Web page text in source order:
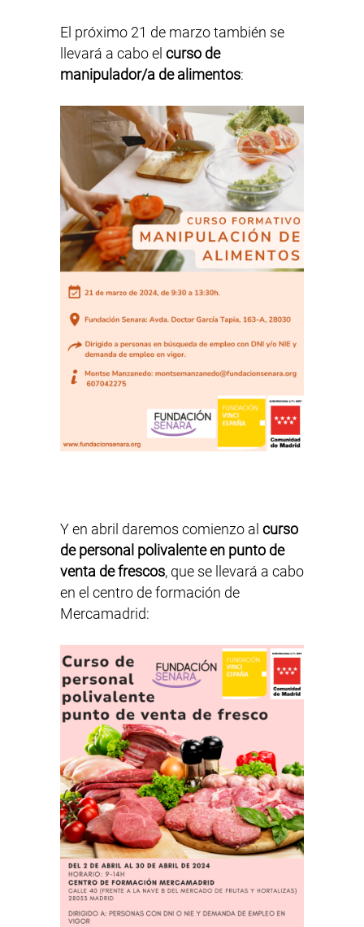
El próximo 21 de marzo también se
llevará a cabo el curso de
manipulador/a de alimentos:
Y en abril daremos comienzo al curso
de personal polivalente en punto de
venta de frescos, que se llevará a cabo
en el centro de formación de
Mercamadrid: